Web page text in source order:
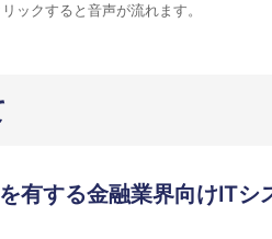
ックすると音声が流れます。
有する金融業界向けITシ